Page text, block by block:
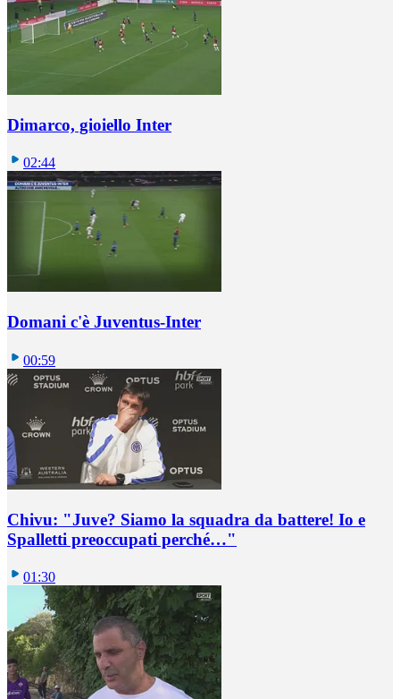
Dimarco, gioiello Inter
02:44
Domani c'è Juventus-Inter
00:59
Chivu: "Juve? Siamo la squadra da battere! Io e
Spalletti preoccupati perché…"
01:30